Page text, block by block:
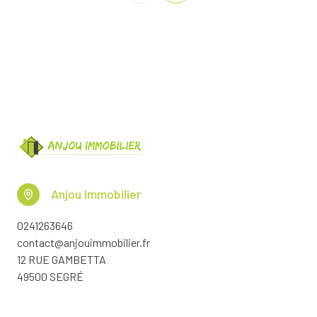
Anjou Immobilier
0241263646
contact@anjouimmobilier.fr
12 RUE GAMBETTA
49500 SEGRÉ